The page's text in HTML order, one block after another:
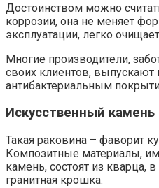
Достоинством можно
коррозии, она не меняет
эксплуатации, легко
Многие производители,
своих клиентов,
антибактериальным
Искусственный камень
Такая раковина – фаворит
Композитные материалы,
камень, состоят из кварца,
гранитная крошка.